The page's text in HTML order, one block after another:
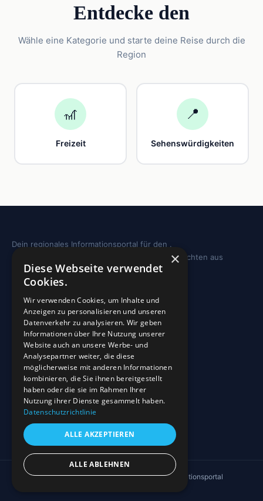
Entdecke den
Wähle eine Kategorie und starte deine Reise durch die
Region
🎢
Freizeit
📍
Sehenswürdigkeiten
Dein regionales Informationsportal für den .
Sehenswürdigkeiten, Ausflugstipps und Geschichten aus
deiner Region.
REGION
Freizeit
Sehenswürdigkeiten
INFO
Blog
Sehenswürdigkeiten
Impressum
Datenschutz
© 2026 4EVERGLEN UG · Regionales Informationsportal
×
Diese Webseite verwendet
Cookies.
Wir verwenden Cookies, um Inhalte und
Anzeigen zu personalisieren und unseren
Datenverkehr zu analysieren. Wir geben
Informationen über Ihre Nutzung unserer
Website auch an unsere Werbe- und
Analysepartner weiter, die diese
möglicherweise mit anderen Informationen
kombinieren, die Sie ihnen bereitgestellt
haben oder die sie im Rahmen Ihrer
Nutzung ihrer Dienste gesammelt haben.
Datenschutzrichtlinie
ALLE AKZEPTIEREN
ALLE ABLEHNEN